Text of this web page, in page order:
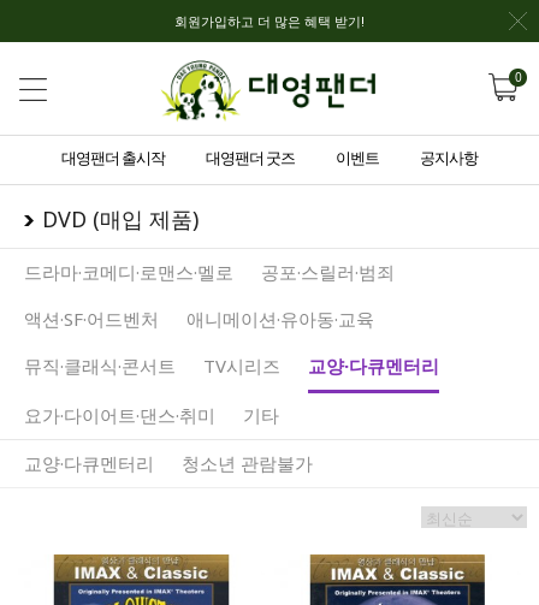
회원가입하고 더 많은 혜택 받기!
0
대영팬더 출시작 대영팬더 굿즈 이벤트 공지사항
DVD (매입 제품)
드라마·코메디·로맨스·멜로
공포·스릴러·범죄
액션·SF·어드벤처
애니메이션·유아동·교육
뮤직·클래식·콘서트
TV시리즈 교양·다큐멘터리
요가·다이어트·댄스·취미
기타
교양·다큐멘터리
청소년 관람불가